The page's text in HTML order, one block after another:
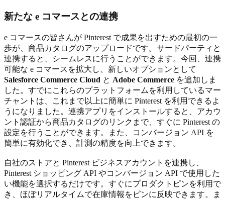
新たな e コマースとの連携
e コマースの皆さんが Pinterest で成果を出すための最初の一
歩が、商品カタログのアップロードです。サードパーティと
連携すると、シームレスに行うことができます。今回、連携
可能な e コマースを拡大し、新しいオプションとして
Salesforce Commerce Cloud と Adobe Commerce を追加しま
した。すでにこれらのプラットフォームを利用しているマー
チャントは、これまで以上に簡単に Pinterest を利用できるよ
うになりました。連携アプリをインストールすると、アカウ
ント認証から商品カタログのリンクまで、すぐに Pinterest の
設定を行うことができます。また、コンバージョン API を
簡単に有効化でき、計測の精度を向上できます。
自社のストアと Pinterest ビジネスアカウントを連携し、
Pinterest ショッピング API やコンバージョン API で使用した
い機能を選択するだけです。すぐにプロダクトピンを利用で
き、ほぼリアルタイムで在庫情報をピンに反映できます。ま